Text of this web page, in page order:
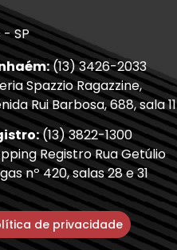
SP
(13) 3426-2033
Spazzio Ragazzine,
Rui Barbosa, 688, sala 11
(13) 3822-1300
Registro Rua Getúlio
nº 420, salas 28 e 31
de privacidade